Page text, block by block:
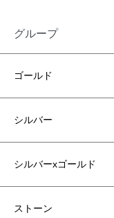
グループ
ゴールド
シルバー
シルバーxゴールド
ストーン